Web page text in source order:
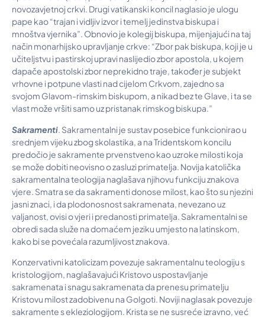
novozavjetnoj crkvi. Drugi vatikanski koncil naglasio je ulogu
pape kao “trajan i vidljiv izvor i temelj jedinstva biskupa i
mnoštva vjernika”. Obnovio je kolegij biskupa, mijenjajući na taj
način monarhijsko upravljanje crkve: “Zbor pak biskupa, koji je u
učiteljstvu i pastirskoj upravi naslijedio zbor apostola, u kojem
dapače apostolski zbor neprekidno traje, također je subjekt
vrhovne i potpune vlasti nad cijelom Crkvom, zajedno sa
svojom Glavom-rimskim biskupom, a nikad bez te Glave, i ta se
vlast može vršiti samo uz pristanak rimskog biskupa.”
Sakramenti. Sakramentalni je sustav posebice funkcionirao u
srednjem vijeku zbog skolastika, a na Tridentskom koncilu
predočio je sakramente prvenstveno kao uzroke milosti koja
se može dobiti neovisno o zasluzi primatelja. Novija katolička
sakramentalna teologija naglašava njihovu funkciju znakova
vjere. Smatra se da sakramenti donose milost, kao što su njezini
jasni znaci, i da plodonosnost sakramenata, nevezano uz
valjanost, ovisi o vjeri i predanosti primatelja. Sakramentalni se
obredi sada služe na domaćem jeziku umjesto na latinskom,
kako bi se povećala razumljivost znakova.
Konzervativni katolicizam povezuje sakramentalnu teologiju s
kristologijom, naglašavajući Kristovo uspostavljanje
sakramenata i snagu sakramenata da prenesu primatelju
Kristovu milost zadobivenu na Golgoti. Noviji naglasak povezuje
sakramente s ekleziologijom. Krista se ne susreće izravno, već